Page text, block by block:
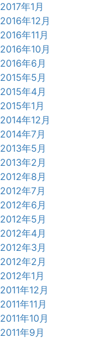
2017年1月
2016年12月
2016年11月
2016年10月
2016年6月
2015年5月
2015年4月
2015年1月
2014年12月
2014年7月
2013年5月
2013年2月
2012年8月
2012年7月
2012年6月
2012年5月
2012年4月
2012年3月
2012年2月
2012年1月
2011年12月
2011年11月
2011年10月
2011年9月